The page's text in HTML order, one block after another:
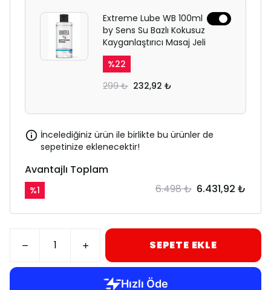
Extreme Lube WB 100ml
by Sens Su Bazlı Kokusuz
Kayganlaştırıcı Masaj Jeli
%22
299 ₺ 232,92 ₺
İncelediğiniz ürün ile birlikte bu ürünler de
sepetinize eklenecektir!
Avantajlı Toplam
%1 6.498 ₺ 6.431,92 ₺
SEPETE EKLE